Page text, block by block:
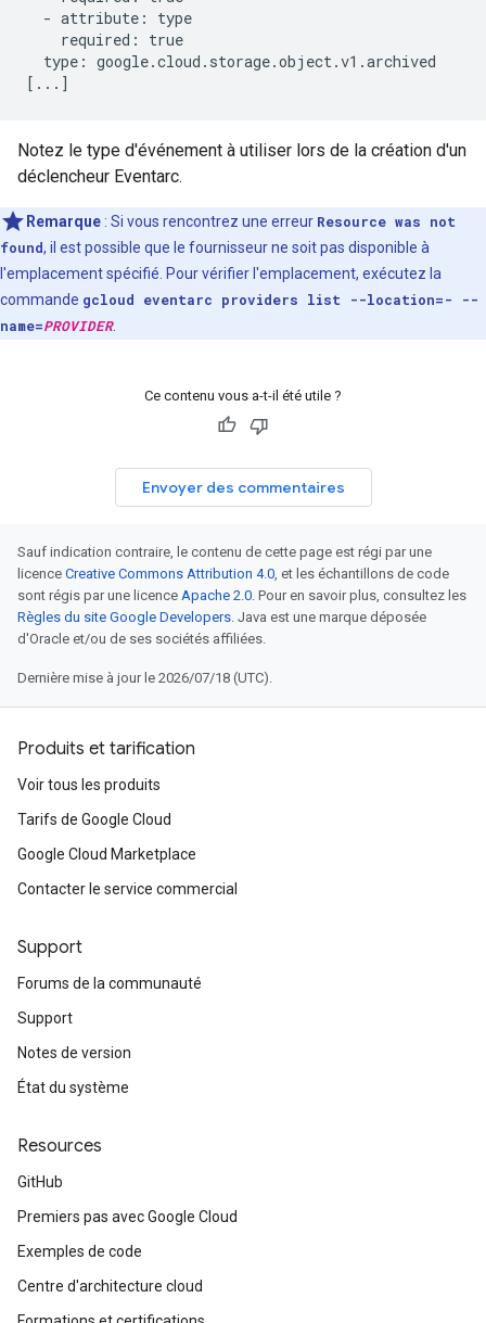
  - attribute: type
    required: true
  type: google.cloud.storage.object.v1.archived
Notez le type d'événement à utiliser lors de la création d'un
déclencheur Eventarc.
Remarque : Si vous rencontrez une erreur Resource was not
found, il est possible que le fournisseur ne soit pas disponible à
l'emplacement spécifié. Pour vérifier l'emplacement, exécutez la
commande gcloud eventarc providers list --location=- --
name=PROVIDER.
Ce contenu vous a-t-il été utile ?
Envoyer des commentaires
Sauf indication contraire, le contenu de cette page est régi par une
licence Creative Commons Attribution 4.0, et les échantillons de code
sont régis par une licence Apache 2.0. Pour en savoir plus, consultez les
Règles du site Google Developers. Java est une marque déposée
d'Oracle et/ou de ses sociétés affiliées.
Dernière mise à jour le 2026/07/18 (UTC).
Produits et tarification
Voir tous les produits
Tarifs de Google Cloud
Google Cloud Marketplace
Contacter le service commercial
Support
Forums de la communauté
Support
Notes de version
État du système
Resources
GitHub
Premiers pas avec Google Cloud
Exemples de code
Centre d'architecture cloud